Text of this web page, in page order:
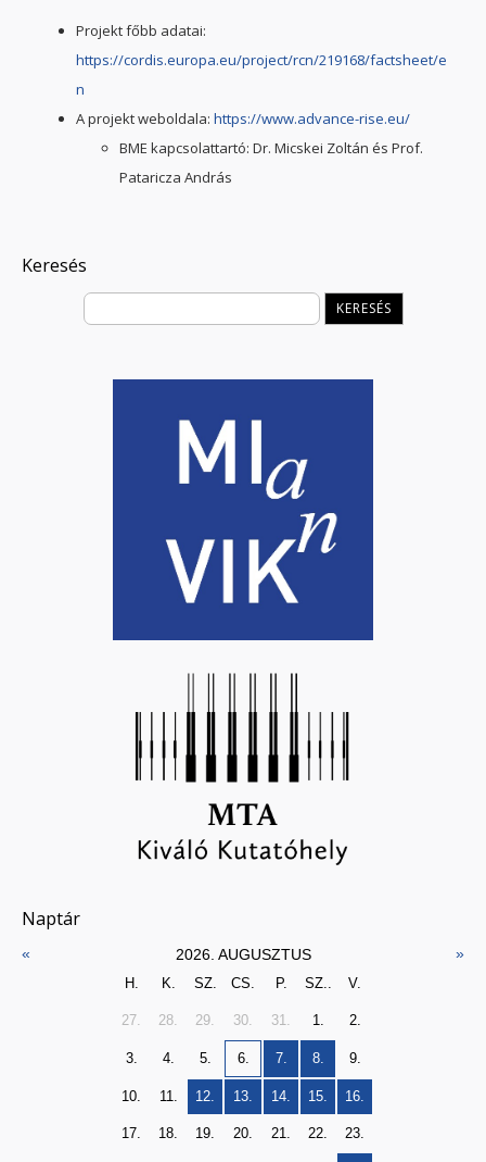
Projekt főbb adatai:
https://cordis.europa.eu/project/rcn/219168/factsheet/e
n
A projekt weboldala: https://www.advance-rise.eu/
BME kapcsolattartó: Dr. Micskei Zoltán és Prof.
Pataricza András
Keresés
Naptár
« 2026. AUGUSZTUS »
H. K. SZ. CS. P. SZ.. V.
27. 28. 29. 30. 31. 1. 2.
3. 4. 5. 6. 7. 8. 9.
10. 11. 12. 13. 14. 15. 16.
17. 18. 19. 20. 21. 22. 23.